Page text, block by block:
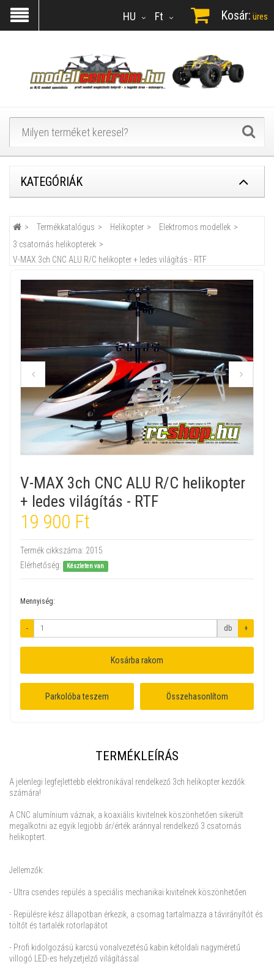
Ft
HU Kosár: üres
KATEGÓRIÁK
Termékkatalógus Helikopter
Elektromos modellek
3 csatornás helikopterek
V-MAX 3ch CNC ALU R/C helikopter + ledes világítás - RTF
V-MAX 3ch CNC ALU R/C helikopter
+ ledes világítás - RTF
19 900 Ft
Termék cikkszáma: 2015
Elérhetőség:
Készleten van
Mennyiség:
- db +
Kosárba rakom
Parkolóba teszem Összehasonlítom
TERMÉKLEÍRÁS
A jelenlegi legfejlettebb elektronikával rendelkező 3ch helikopter kezdők
számára!
A CNC alumínium váznak, a koaxiális kivitelnek köszönhetően sikerült
megalkotni az egyik legjobb ár/érték aránnyal rendelkező 3 csatornás
helikoptert.
Jellemzők:
- Ultra csendes repülés a speciális mechanikai kivitelnek köszönhetően
- Repülésre kész állapotban érkezik, a csomag tartalmazza a távirányítót és
töltőt és tartalék rotorlapátot
- Profi kidolgozású karcsú vonalvezetésű kabin kétoldali nagyméretű
villogó LED-es helyzetjelző világítással